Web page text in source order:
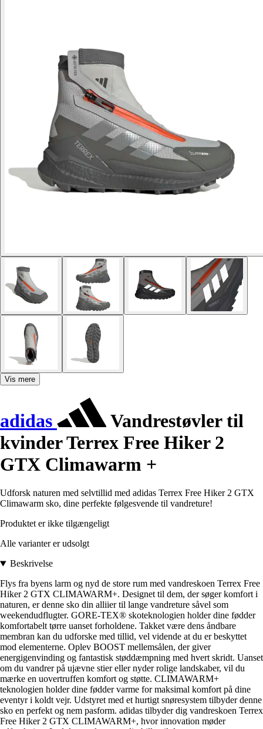
Vis mere
adidas
Vandrestøvler til
kvinder Terrex Free Hiker 2
GTX Climawarm +
Udforsk naturen med selvtillid med adidas Terrex Free Hiker 2 GTX
Climawarm sko, dine perfekte følgesvende til vandreture!
Produktet er ikke tilgængeligt
Alle varianter er udsolgt
Beskrivelse
Flys fra byens larm og nyd de store rum med vandreskoen Terrex Free
Hiker 2 GTX CLIMAWARM+. Designet til dem, der søger komfort i
naturen, er denne sko din alliier til lange vandreture såvel som
weekendudflugter. GORE-TEX® skoteknologien holder dine fødder
komfortabelt tørre uanset forholdene. Takket være dens åndbare
membran kan du udforske med tillid, vel vidende at du er beskyttet
mod elementerne. Oplev BOOST mellemsålen, der giver
energigenvinding og fantastisk støddæmpning med hvert skridt. Uanset
om du vandrer på ujævne stier eller nyder rolige landskaber, vil du
mærke en uovertruffen komfort og støtte. CLIMAWARM+
teknologien holder dine fødder varme for maksimal komfort på dine
eventyr i koldt vejr. Udstyret med et hurtigt snøresystem tilbyder denne
sko en perfekt og nem pasform. adidas tilbyder dig vandreskoen Terrex
Free Hiker 2 GTX CLIMAWARM+, hvor innovation møder